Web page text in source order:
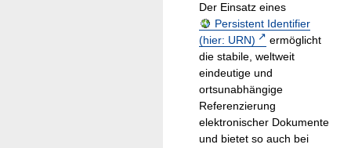
Der Einsatz eines
Persistent Identifier
(hier: URN)
ermöglicht
die stabile, weltweit
eindeutige und
ortsunabhängige
Referenzierung
elektronischer Dokumente
und bietet so auch bei